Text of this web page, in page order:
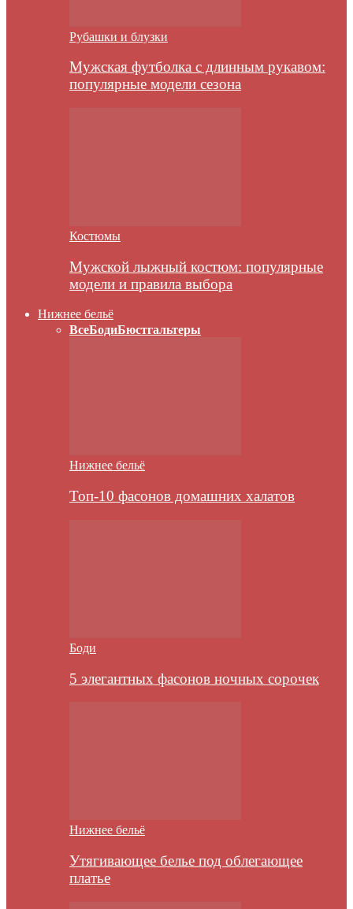
Рубашки и блузки
Мужская футболка с длинным рукавом:
популярные модели сезона
Костюмы
Мужской лыжный костюм: популярные
модели и правила выбора
Нижнее бельё
ВсеБодиБюстгальтеры
Нижнее бельё
Топ-10 фасонов домашних халатов
Боди
5 элегантных фасонов ночных сорочек
Нижнее бельё
Утягивающее белье под облегающее
платье